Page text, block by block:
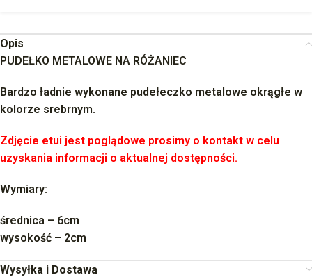
Opis
PUDEŁKO METALOWE NA RÓŻANIEC
Bardzo ładnie wykonane pudełeczko metalowe okrągłe w
kolorze srebrnym.
Zdjęcie etui jest poglądowe prosimy o kontakt w celu
uzyskania informacji o aktualnej dostępności.
Wymiary:
średnica – 6cm
wysokość – 2cm
Wysyłka i Dostawa